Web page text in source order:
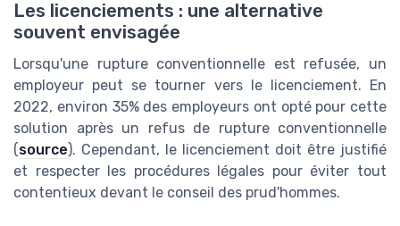
Les licenciements : une alternative
souvent envisagée
Lorsqu'une rupture conventionnelle est refusée, un
employeur peut se tourner vers le licenciement. En
2022, environ 35% des employeurs ont opté pour cette
solution après un refus de rupture conventionnelle
(source). Cependant, le licenciement doit être justifié
et respecter les procédures légales pour éviter tout
contentieux devant le conseil des prud'hommes.